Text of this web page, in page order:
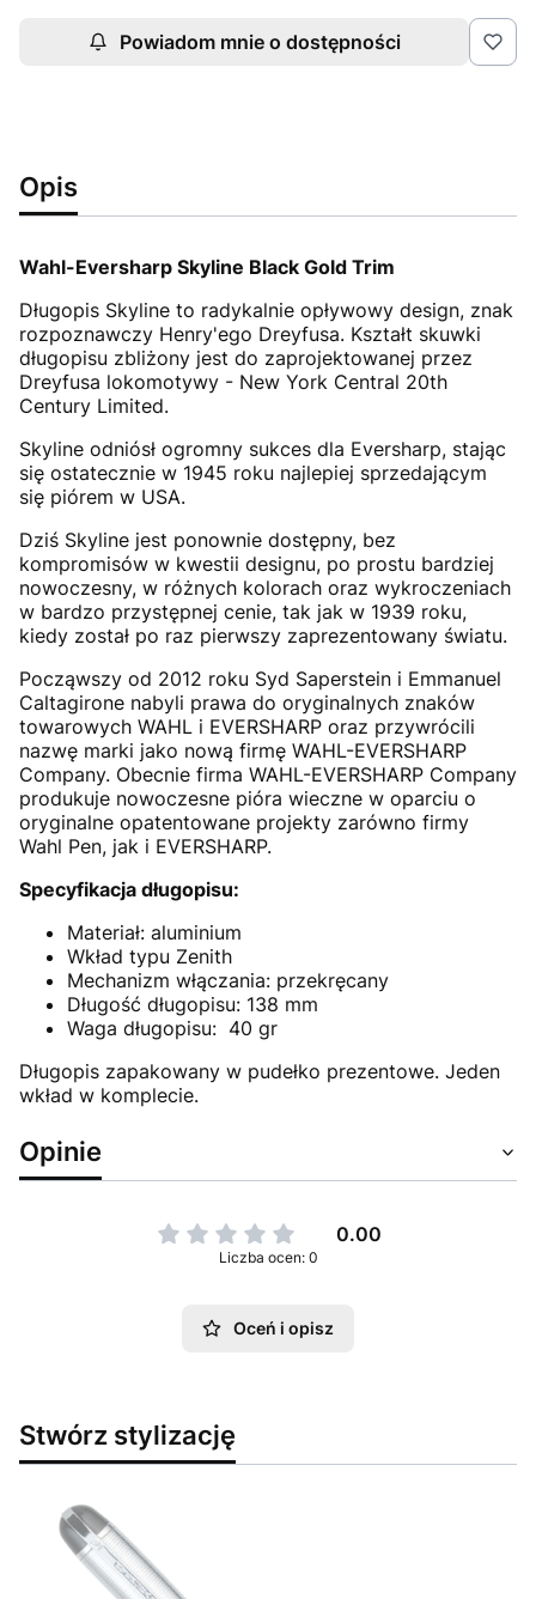
Powiadom mnie o dostępności
Opis
Wahl-Eversharp Skyline Black Gold Trim
Długopis Skyline to radykalnie opływowy design, znak
rozpoznawczy Henry'ego Dreyfusa. Kształt skuwki
długopisu zbliżony jest do zaprojektowanej przez
Dreyfusa lokomotywy - New York Central 20th
Century Limited.
Skyline odniósł ogromny sukces dla Eversharp, stając
się ostatecznie w 1945 roku najlepiej sprzedającym
się piórem w USA.
Dziś Skyline jest ponownie dostępny, bez
kompromisów w kwestii designu, po prostu bardziej
nowoczesny, w różnych kolorach oraz wykroczeniach
w bardzo przystępnej cenie, tak jak w 1939 roku,
kiedy został po raz pierwszy zaprezentowany światu.
Począwszy od 2012 roku Syd Saperstein i Emmanuel
Caltagirone nabyli prawa do oryginalnych znaków
towarowych WAHL i EVERSHARP oraz przywrócili
nazwę marki jako nową firmę WAHL-EVERSHARP
Company. Obecnie firma WAHL-EVERSHARP Company
produkuje nowoczesne pióra wieczne w oparciu o
oryginalne opatentowane projekty zarówno firmy
Wahl Pen, jak i EVERSHARP.
Specyfikacja długopisu:
Materiał: aluminium
Wkład typu Zenith
Mechanizm włączania: przekręcany
Długość długopisu: 138 mm
Waga długopisu: 40 gr
Długopis zapakowany w pudełko prezentowe. Jeden
wkład w komplecie.
Opinie
0.00
Liczba ocen: 0
Oceń i opisz
Stwórz stylizację